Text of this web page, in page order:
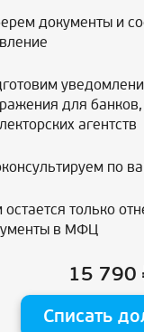
документы и
для
агентств
по
только
в МФЦ
15 790
Списать